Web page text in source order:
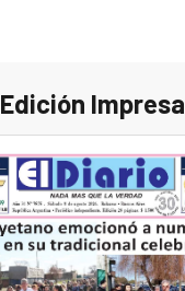
Edición Impresa